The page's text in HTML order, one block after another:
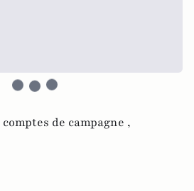
comptes de campagne ,